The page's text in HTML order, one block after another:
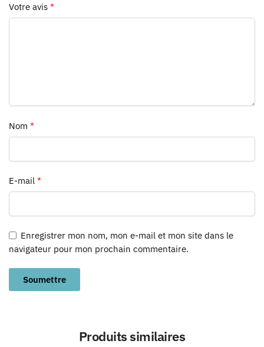
Votre avis *
Nom *
E-mail *
Enregistrer mon nom, mon e-mail et mon site dans le
navigateur pour mon prochain commentaire.
Produits similaires